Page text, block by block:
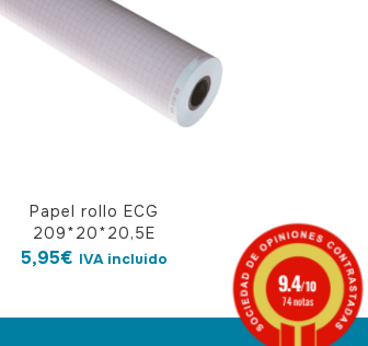
Papel rollo ECG
209*20*20,5E
5,95€ IVA incluido
9.4/10
74 notas